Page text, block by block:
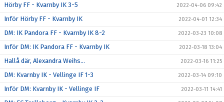
Hörby FF - Kvarnby IK 3-5 2022-04-06 09:42
Inför Hörby FF - Kvarnby IK 2022-04-01 12:34
DM: IK Pandora FF - Kvarnby IK 8-2 2022-03-23 10:08
Inför DM: IK Pandora FF - Kvarnby IK 2022-03-18 13:04
Hallå där, Alexandra Weihs... 2022-03-16 11:25
DM: Kvarnby IK - Vellinge IF 1-3 2022-03-14 09:10
Inför DM: Kvarnby IK - Vellinge IF 2022-03-11 14:41